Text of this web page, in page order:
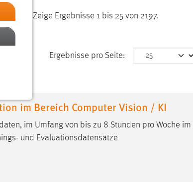
Zeige Ergebnisse 1 bis 25 von 2197.
Ergebnisse pro Seite:
im Bereich Computer Vision / KI
im Umfang von bis zu 8 Stunden pro Woche im
und Evaluationsdatensätze